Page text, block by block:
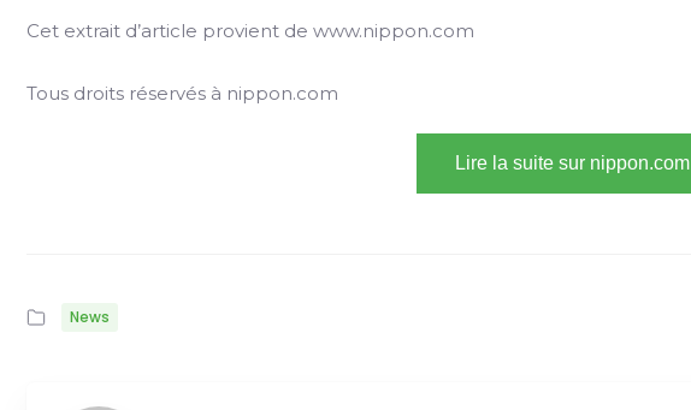
Cet extrait d’article provient de www.nippon.com
Tous droits réservés à nippon.com
Lire la suite sur nippon.com
News